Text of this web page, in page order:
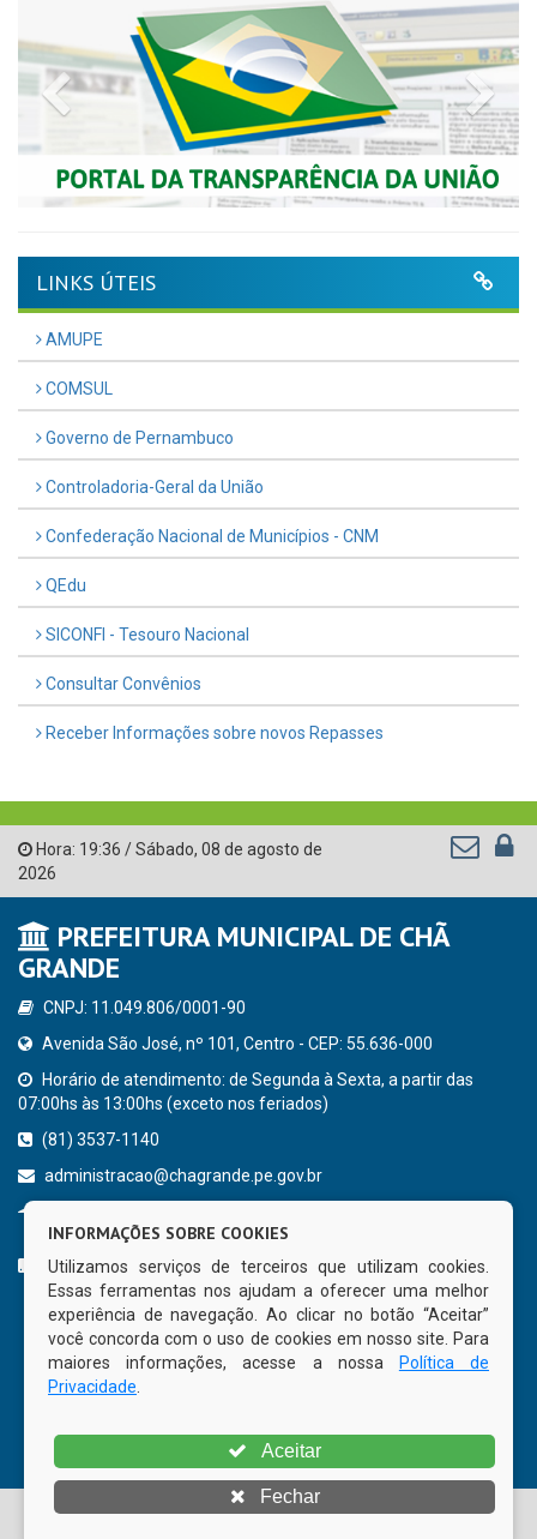
Previous
LINKS ÚTEIS
AMUPE
COMSUL
Governo de Pernambuco
Controladoria-Geral da União
Confederação Nacional de Municípios - CNM
QEdu
SICONFI - Tesouro Nacional
Consultar Convênios
Receber Informações sobre novos Repasses
Hora: 19:36 /Sábado, 08 de agosto de
2026
PREFEITURA MUNICIPAL DE CHÃ
GRANDE
CNPJ: 11.049.806/0001-90
Avenida São José, nº 101, Centro - CEP: 55.636-000
Horário de atendimento: de Segunda à Sexta, a partir das
07:00hs às 13:00hs (exceto nos feriados)
(81) 3537-1140
administracao@chagrande.pe.gov.br
CURTA NOSSA FAN PAGE
© Copyright 2026 Prefeitura Municipal de Chã Grande | Todos
INFORMAÇÕES SOBRE COOKIES
Utilizamos serviços de terceiros que utilizam cookies.
Essas ferramentas nos ajudam a oferecer uma melhor
experiência de navegação. Ao clicar no botão “Aceitar”
você concorda com o uso de cookies em nosso site. Para
maiores informações, acesse a nossa
Política de
Privacidade
Aceitar
Fechar